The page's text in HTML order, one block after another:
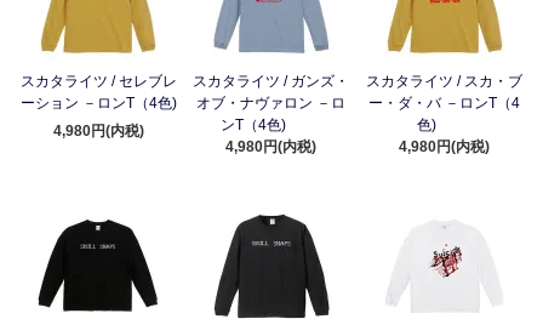
スカタライツ / セレブレ
ーション －ロンT（4色)
4,980円(内税)
スカタライツ / ガンズ・
オブ・ナヴァロン －ロ
ンT（4色)
4,980円(内税)
スカタライツ / スカ・ブ
ー・ダ・バ －ロンT（4
色)
4,980円(内税)